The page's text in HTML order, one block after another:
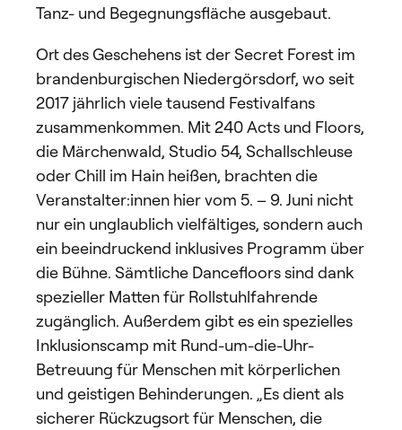
Tanz- und Begegnungsfläche ausgebaut.
Ort des Geschehens ist der Secret Forest im
brandenburgischen Niedergörsdorf, wo seit
2017 jährlich viele tausend Festivalfans
zusammenkommen. Mit 240 Acts und Floors,
die Märchenwald, Studio 54, Schallschleuse
oder Chill im Hain heißen, brachten die
Veranstalter:innen hier vom 5. – 9. Juni nicht
nur ein unglaublich vielfältiges, sondern auch
ein beeindruckend inklusives Programm über
die Bühne. Sämtliche Dancefloors sind dank
spezieller Matten für Rollstuhlfahrende
zugänglich. Außerdem gibt es ein spezielles
Inklusionscamp mit Rund-um-die-Uhr-
Betreuung für Menschen mit körperlichen
und geistigen Behinderungen. „Es dient als
sicherer Rückzugsort für Menschen, die